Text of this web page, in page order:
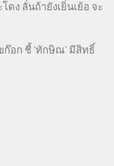
ดง ลั่นถ้ายังเยิ่นเย้อ จะ
ก๊อก ชี้ ‘ทักษิณ’ มีสิทธิ์